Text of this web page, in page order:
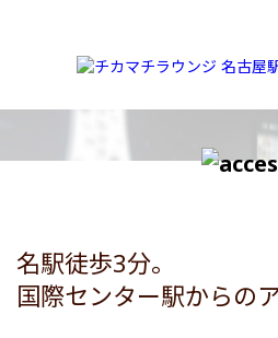
名駅徒歩3分。
国際センター駅からの